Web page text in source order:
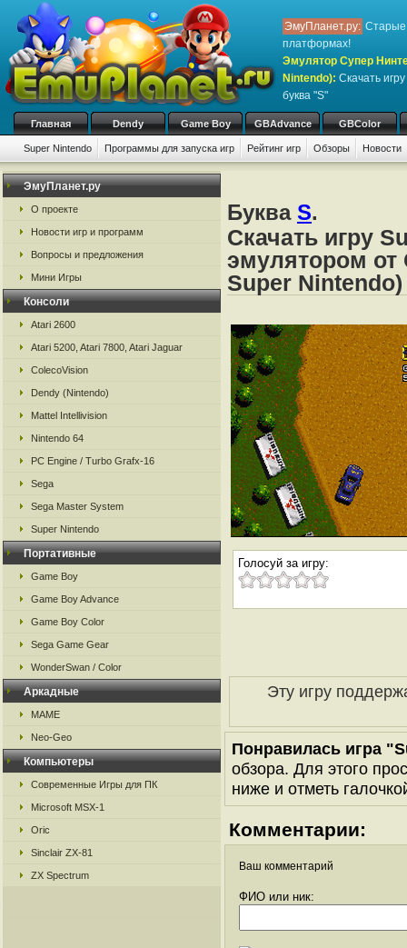
ЭмуПланет.ру: Старые
платформах!
Эмулятор Супер
Nintendo): Скачать игру
буква "S"
Главная Dendy Game Boy GBAdvance GBColor
Super Nintendo Программы для запуска игр Рейтинг игр Обзоры Новости
Игры: # A B C D E F G H I
ЭмуПланет.ру
О проекте
Новости игр и программ
Вопросы и предложения
Мини Игры
Консоли
Atari 2600
Atari 5200, Atari 7800, Atari Jaguar
ColecoVision
Dendy (Nintendo)
Mattel Intellivision
Nintendo 64
PC Engine / Turbo Grafx-16
Sega
Sega Master System
Super Nintendo
Портативные
Game Boy
Game Boy Advance
Game Boy Color
Sega Game Gear
WonderSwan / Color
Аркадные
MAME
Neo-Geo
Компьютеры
Современные Игры для ПК
Microsoft MSX-1
Oric
Sinclair ZX-81
ZX Spectrum
Буква S.
Скачать игру
эмулятором от
Super Nintendo)
Голосуй за игру:
Эту игру
Понравилась игра
обзора. Для этого
ниже и отметь
Комментарии:
Ваш комментарий
ФИО или ник: